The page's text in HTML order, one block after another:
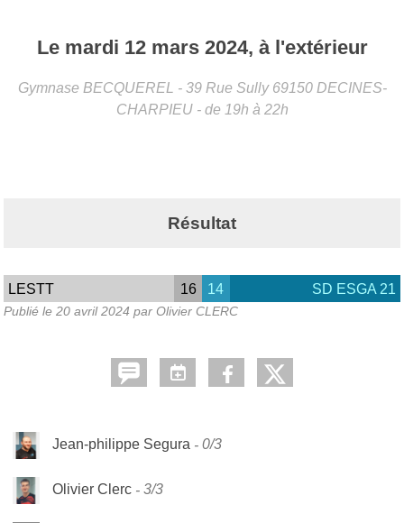
Le mardi 12 mars 2024, à l'extérieur
Gymnase BECQUEREL - 39 Rue Sully 69150 DECINES-
CHARPIEU - de 19h à 22h
Résultat
LESTT 16 14 SD ESGA 21
Publié le 20 avril 2024 par Olivier CLERC
Jean-philippe Segura 0/3
Olivier Clerc 3/3